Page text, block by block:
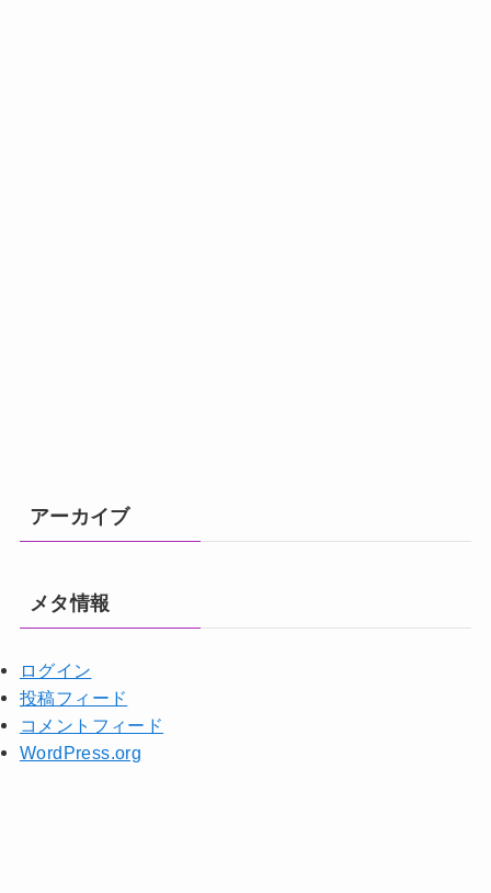
アーカイブ
メタ情報
ログイン
投稿フィード
コメントフィード
WordPress.org